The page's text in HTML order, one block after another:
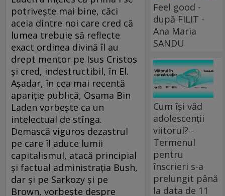
potriveşte mai bine, căci
aceia dintre noi care cred că
lumea trebuie să reflecte
exact ordinea divină îl au
drept mentor pe Isus Cristos
şi cred, indestructibil, în El.
Aşadar, în cea mai recentă
apariţie publică, Osama Bin
Laden vorbeşte ca un
intelectual de stînga.
Demască viguros dezastrul
pe care îl aduce lumii
capitalismul, atacă principial
şi factual administraţia Bush,
dar şi pe Sarkozy şi pe
Brown, vorbeşte despre
Feel good -
după FILIT -
Ana Maria
SANDU
Cum își văd
adolescenții
viitorul? -
Termenul
pentru
înscrieri s-a
prelungit până
la data de 11